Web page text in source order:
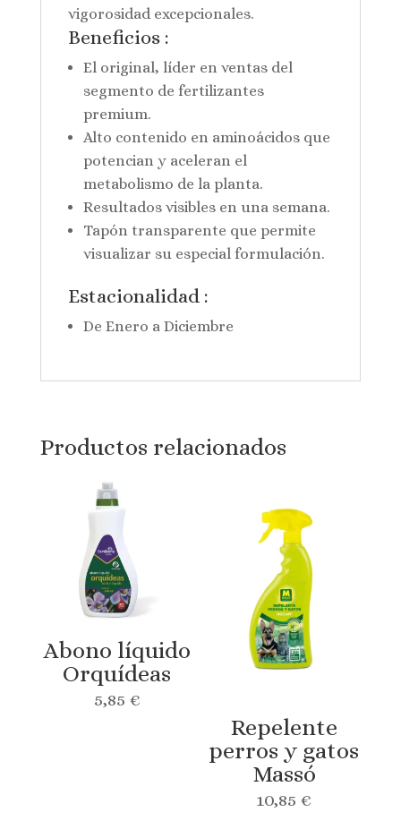
vigorosidad excepcionales.
Beneficios :
El original, líder en ventas del
segmento de fertilizantes
premium.
Alto contenido en aminoácidos que
potencian y aceleran el
metabolismo de la planta.
Resultados visibles en una semana.
Tapón transparente que permite
visualizar su especial formulación.
Estacionalidad :
De Enero a Diciembre
Productos relacionados
Abono líquido
Orquídeas
5,85 €
Repelente
perros y gatos
Massó
10,85 €